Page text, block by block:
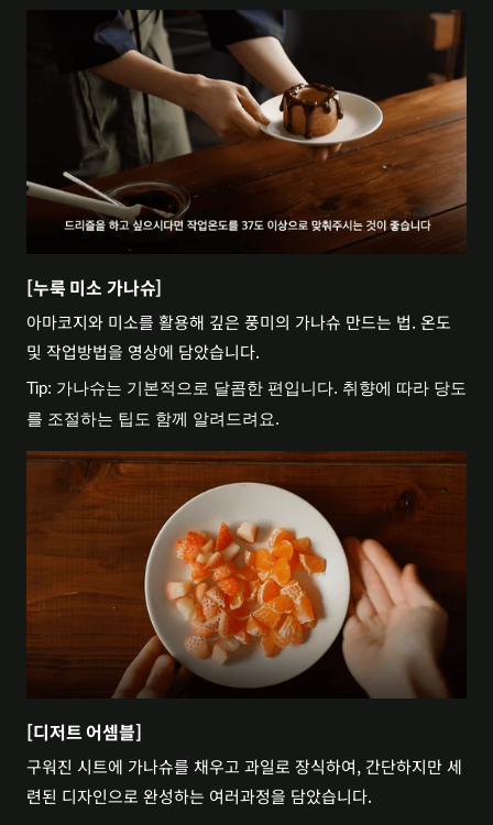
[누룩 미소 가나슈]
아마코지와 미소를 활용해 깊은 풍미의 가나슈 만드는 법. 온도
및 작업방법을 영상에 담았습니다.
Tip: 가나슈는 기본적으로 달콤한 편입니다. 취향에 따라 당도
를 조절하는 팁도 함께 알려드려요.
[디저트 어셈블]
구워진 시트에 가나슈를 채우고 과일로 장식하여, 간단하지만 세
련된 디자인으로 완성하는 여러과정을 담았습니다.